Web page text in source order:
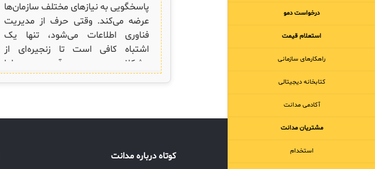
درخواست دمو
استعلام قیمت
راهکارهای سازمانی
کتابخانه دیجیتالی
آکادمی مدانت
مشتریان مدانت
استخدام
پاسخگویی به نیازهای مختلف سازمان‌ها
عرضه می‌کند. وقتی حرف از مدیریت
فناوری اطلاعات می‌شود، تنها یک
اشتباه کافی است تا زنجیره‌ای از
مشکلات به‌وجود آید — اما
ManageEngine اینجاست تا با ۱۰
در دنیایی که هر ثانیه اهمیت دارد، این
0 اطلاعات بیشتر
کوتاه درباره مدانت